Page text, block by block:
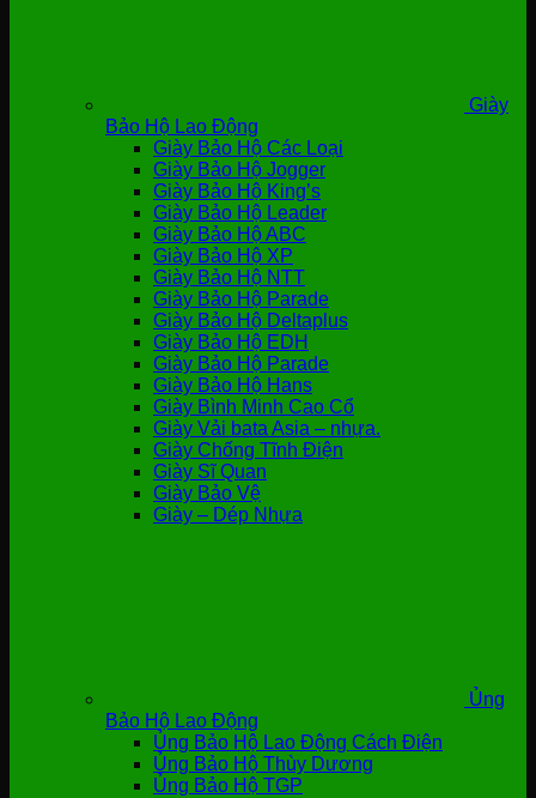
Giày
Bảo Hộ Lao Động
Giày Bảo Hộ Các Loại
Giày Bảo Hộ Jogger
Giày Bảo Hộ King’s
Giày Bảo Hộ Leader
Giày Bảo Hộ ABC
Giày Bảo Hộ XP
Giày Bảo Hộ NTT
Giày Bảo Hộ Parade
Giày Bảo Hộ Deltaplus
Giày Bảo Hộ EDH
Giày Bảo Hộ Parade
Giày Bảo Hộ Hans
Giày Bình Minh Cao Cổ
Giày Vải bata Asia – nhựa.
Giày Chống Tĩnh Điện
Giày Sĩ Quan
Giày Bảo Vệ
Giày – Dép Nhựa
Ủng
Bảo Hộ Lao Động
Ủng Bảo Hộ Lao Động Cách Điện
Ủng Bảo Hộ Thùy Dương
Ủng Bảo Hộ TGP